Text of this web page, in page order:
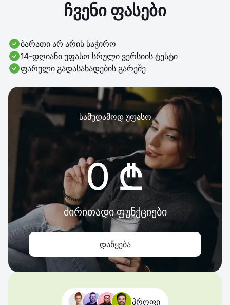
ჩვენი ფასები
ბარათი არ არის საჭირო
14-დღიანი უფასო სრული ვერსიის ტესტი
ფარული გადასახადების გარეშე
სამუდამოდ უფასო
0 ₾
ძირითადი ფუნქციები
დაწყება
პროფი